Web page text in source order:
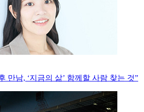
만남, ‘지금의 삶’ 함께할 사람 찾는 것”